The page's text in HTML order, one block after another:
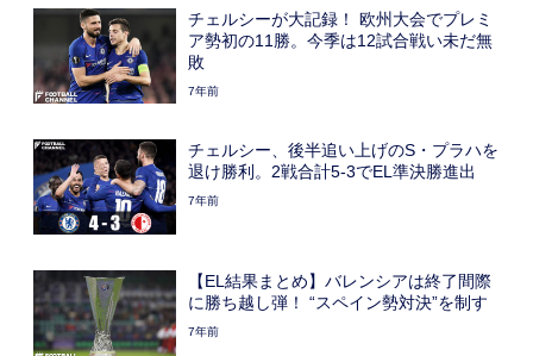
チェルシーが大記録！ 欧州大会でプレミ
ア勢初の11勝。今季は12試合戦い未だ無
敗
7年前
チェルシー、後半追い上げのS・プラハを
退け勝利。2戦合計5-3でEL準決勝進出
7年前
【EL結果まとめ】バレンシアは終了間際
に勝ち越し弾！ “スペイン勢対決”を制す
7年前